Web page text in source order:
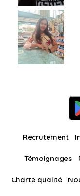
Recrutement
Témoignages
Charte qualité